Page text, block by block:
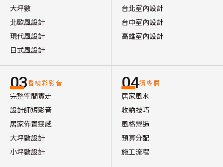
大坪數
北歐風設計
現代風設計
日式風設計
台北室內設計
台中室內設計
高雄室內設計
03看精彩影音
完整空間實走
設計師短影音
居家佈置靈感
大坪數設計
小坪數設計
04讀專欄
居家風水
收納技巧
風格營造
預算分配
施工流程